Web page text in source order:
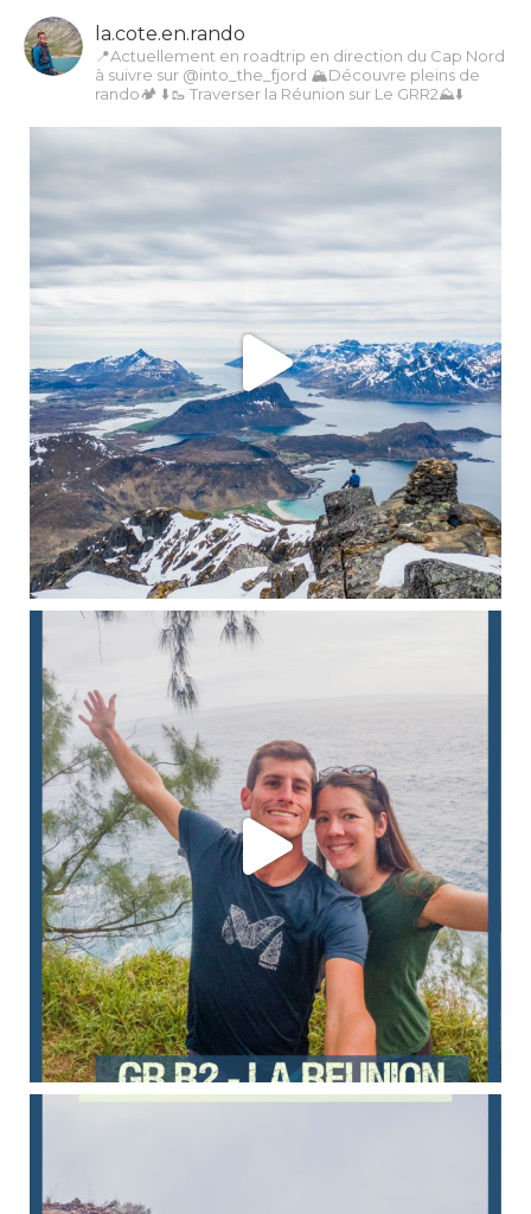
la.cote.en.rando
📍Actuellement en roadtrip en direction du Cap Nord
à suivre sur @into_the_fjord 🏔Découvre pleins de
rando🏕️ ⬇️🥾 Traverser la Réunion sur Le GRR2⛰️⬇️